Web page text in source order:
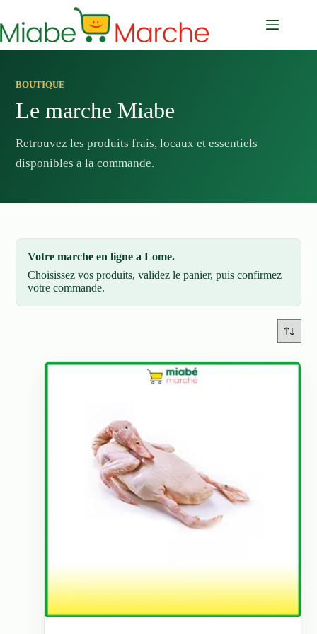
contenu
BOUTIQUE
Le marche Miabe
Retrouvez les produits frais, locaux et essentiels
disponibles a la commande.
Votre marche en ligne a Lome.
Choisissez vos produits, validez le panier, puis confirmez
votre commande.